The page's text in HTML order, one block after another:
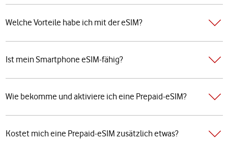
Welche Vorteile habe ich mit der eSIM?
Ist mein Smartphone eSIM-fähig?
Wie bekomme und aktiviere ich eine Prepaid-eSIM?
Kostet mich eine Prepaid-eSIM zusätzlich etwas?